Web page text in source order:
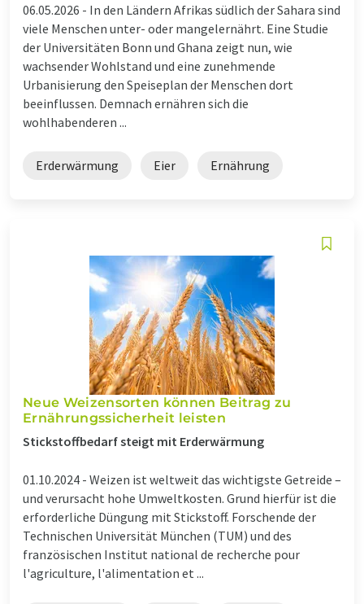
06.05.2026 - In den Ländern Afrikas südlich der Sahara sind
viele Menschen unter- oder mangelernährt. Eine Studie
der Universitäten Bonn und Ghana zeigt nun, wie
wachsender Wohlstand und eine zunehmende
Urbanisierung den Speiseplan der Menschen dort
beeinflussen. Demnach ernähren sich die
wohlhabenderen ...
Erderwärmung Eier Ernährung
Neue Weizensorten können Beitrag zu
Ernährungssicherheit leisten
Stickstoffbedarf steigt mit Erderwärmung
01.10.2024 - Weizen ist weltweit das wichtigste Getreide –
und verursacht hohe Umweltkosten. Grund hierfür ist die
erforderliche Düngung mit Stickstoff. Forschende der
Technischen Universität München (TUM) und des
französischen Institut national de recherche pour
l'agriculture, l'alimentation et ...